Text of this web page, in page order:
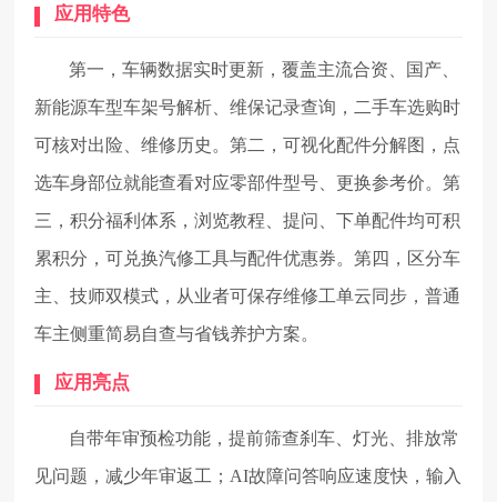
应用特色
第一，车辆数据实时更新，覆盖主流合资、国产、
新能源车型车架号解析、维保记录查询，二手车选购时
可核对出险、维修历史。第二，可视化配件分解图，点
选车身部位就能查看对应零部件型号、更换参考价。第
三，积分福利体系，浏览教程、提问、下单配件均可积
累积分，可兑换汽修工具与配件优惠券。第四，区分车
主、技师双模式，从业者可保存维修工单云同步，普通
车主侧重简易自查与省钱养护方案。
应用亮点
自带年审预检功能，提前筛查刹车、灯光、排放常
见问题，减少年审返工；AI故障问答响应速度快，输入